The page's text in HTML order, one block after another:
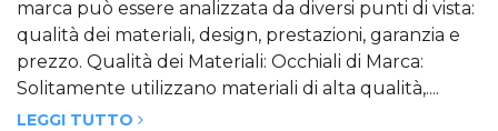
marca può essere analizzata da diversi punti di vista:
qualità dei materiali, design, prestazioni, garanzia e
prezzo. Qualità dei Materiali: Occhiali di Marca:
Solitamente utilizzano materiali di alta qualità,....
LEGGI TUTTO